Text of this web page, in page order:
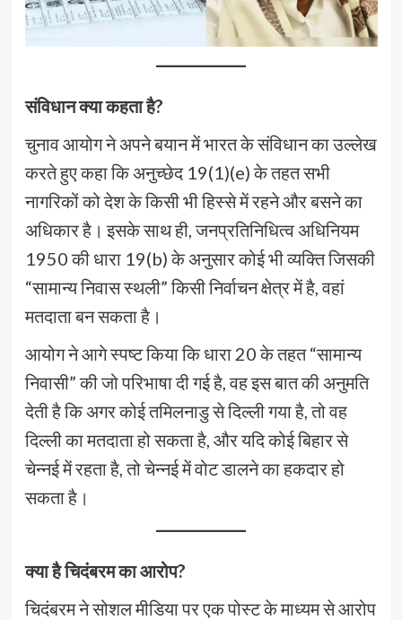
संविधान क्या कहता है?
चुनाव आयोग ने अपने बयान में भारत के संविधान का उल्लेख
करते हुए कहा कि अनुच्छेद 19(1)(e) के तहत सभी
नागरिकों को देश के किसी भी हिस्से में रहने और बसने का
अधिकार है। इसके साथ ही, जनप्रतिनिधित्व अधिनियम
1950 की धारा 19(b) के अनुसार कोई भी व्यक्ति जिसकी
“सामान्य निवास स्थली” किसी निर्वाचन क्षेत्र में है, वहां
मतदाता बन सकता है।
आयोग ने आगे स्पष्ट किया कि धारा 20 के तहत “सामान्य
निवासी” की जो परिभाषा दी गई है, वह इस बात की अनुमति
देती है कि अगर कोई तमिलनाडु से दिल्ली गया है, तो वह
दिल्ली का मतदाता हो सकता है, और यदि कोई बिहार से
चेन्नई में रहता है, तो चेन्नई में वोट डालने का हकदार हो
सकता है।
क्या है चिदंबरम का आरोप?
चिदंबरम ने सोशल मीडिया पर एक पोस्ट के माध्यम से आरोप